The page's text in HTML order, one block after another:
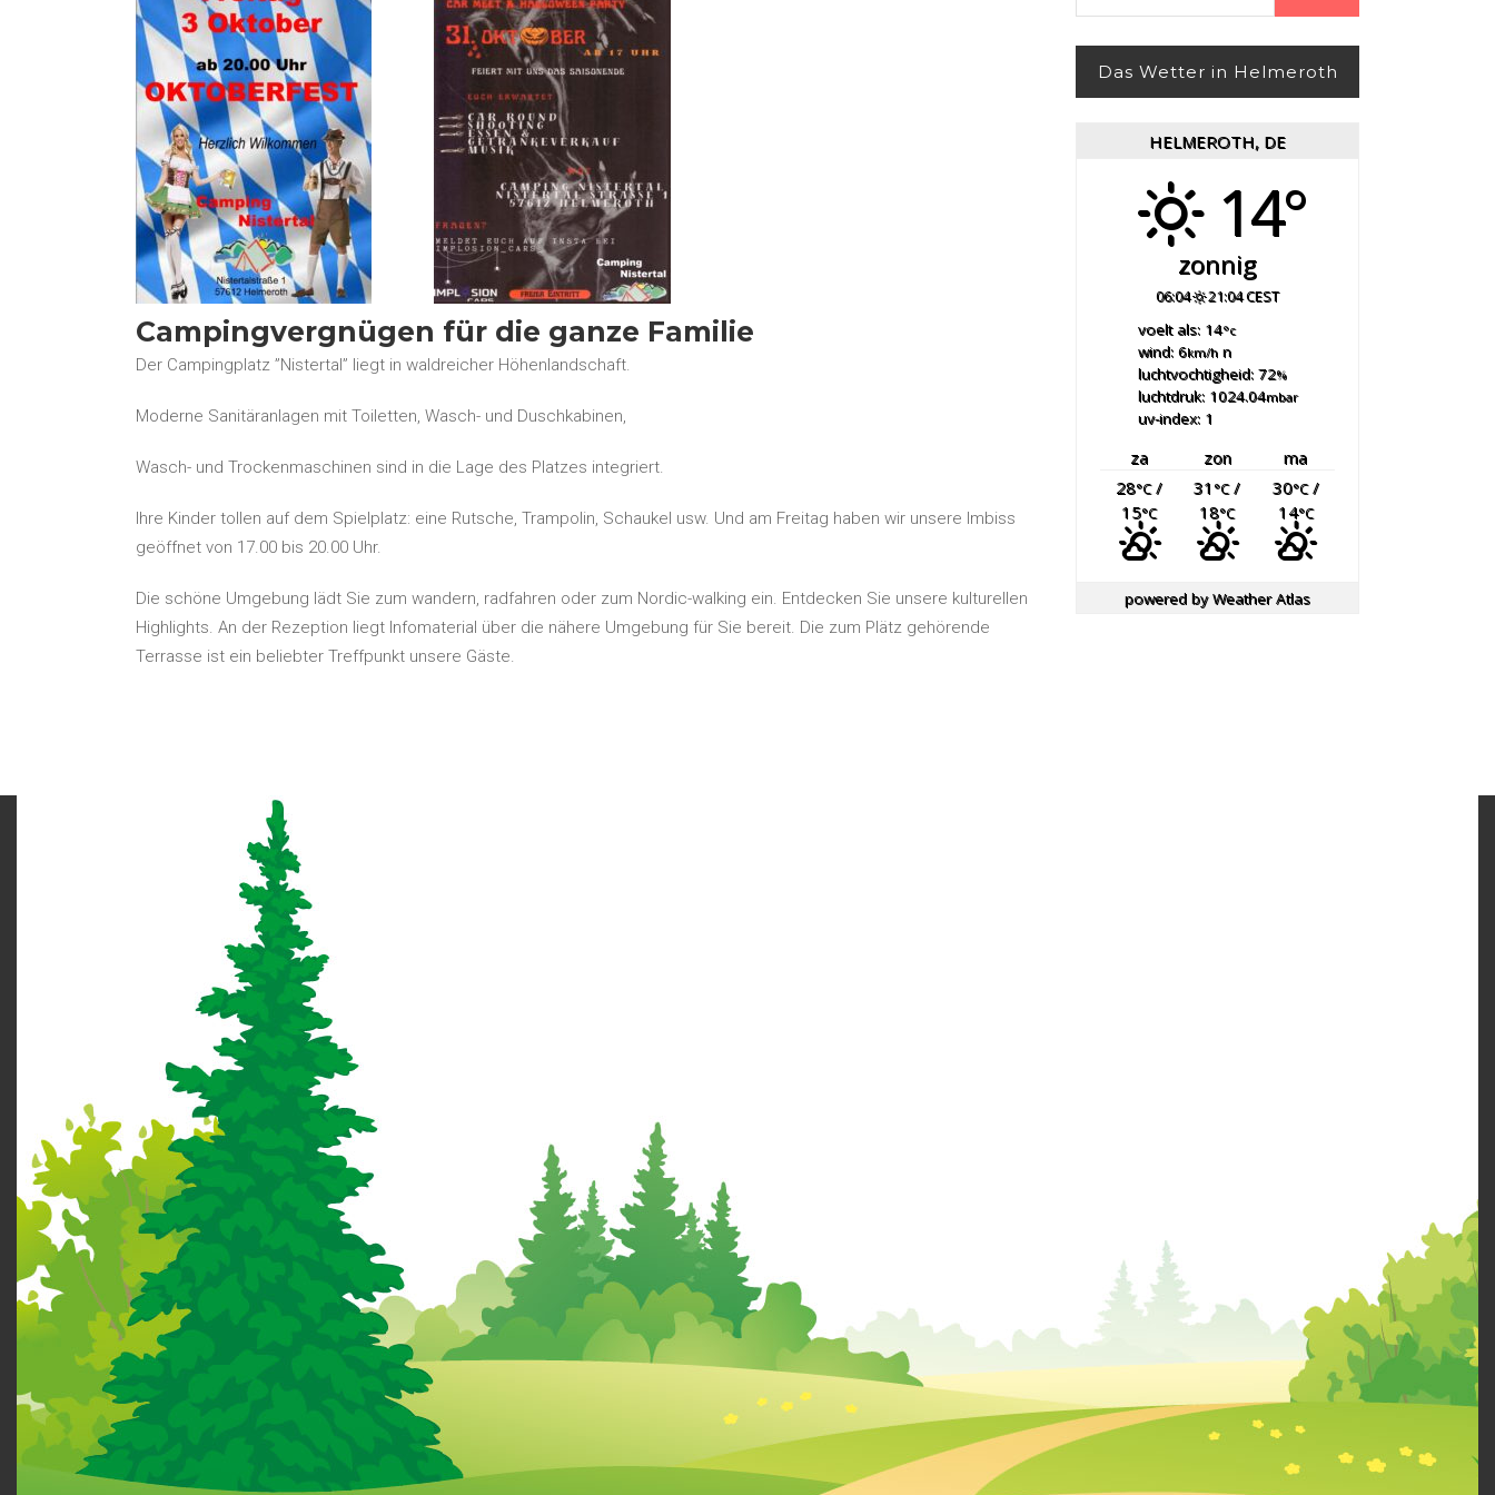
Campingvergnügen für die ganze Familie
Der Campingplatz ”Nistertal” liegt in waldreicher Höhenlandschaft.
Moderne Sanitäranlagen mit Toiletten, Wasch- und Duschkabinen,
Wasch- und Trockenmaschinen sind in die Lage des Platzes integriert.
Ihre Kinder tollen auf dem Spielplatz: eine Rutsche, Trampolin, Schaukel usw. Und am Freitag haben wir unsere Imbiss
geöffnet von 17.00 bis 20.00 Uhr.
Die schöne Umgebung lädt Sie zum wandern, radfahren oder zum Nordic-walking ein. Entdecken Sie unsere kulturellen
Highlights. An der Rezeption liegt Infomaterial über die nähere Umgebung für Sie bereit. Die zum Plätz gehörende
Terrasse ist ein beliebter Treffpunkt unsere Gäste.
naar:
Das Wetter in Helmeroth
HELMEROTH, DE
14°
zonnig
06:04
21:04 CEST
voelt als: 14°c
wind: 6km/hn
luchtvochtigheid: 72%
luchtdruk: 1024.04mbar
uv-index: 1
za zon
ma
28°C/
15°C
31 °C/
18°C
30°C/
14°C
powered byWeather Atlas